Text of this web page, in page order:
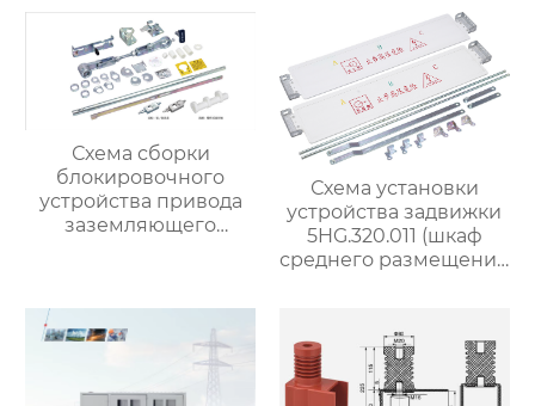
корпусе коробчатого
типа
Схема сборки
блокировочного
устройства привода
заземляющего
механизма) (с
концентрическим
валом)
Схема установки
устройства задвижки
5HG.320.011 (шкаф
среднего размещения